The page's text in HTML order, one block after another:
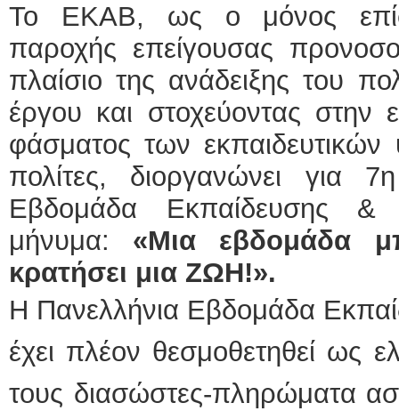
To EKAB, ως ο μόνος
παροχής επείγουσας
πλαίσιο της ανάδειξης του
έργου και στοχεύοντας στην
φάσματος των
πολίτες, διοργανώνει για
Εβδομάδα Εκπαίδευσης &
μήνυμα: «Μια εβδομάδα
κρατήσει μια ΖΩΗ!».
Η Πανελλήνια Εβδομάδα
έχει πλέον θεσμοθετηθεί ως
τους διασώστες-πληρώματα